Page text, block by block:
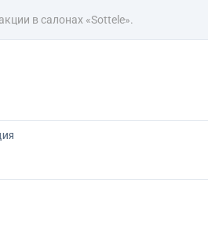
в салонах «Sottele».